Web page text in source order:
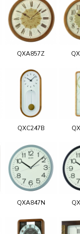
QXA857Z
QXC247B
QXA847N